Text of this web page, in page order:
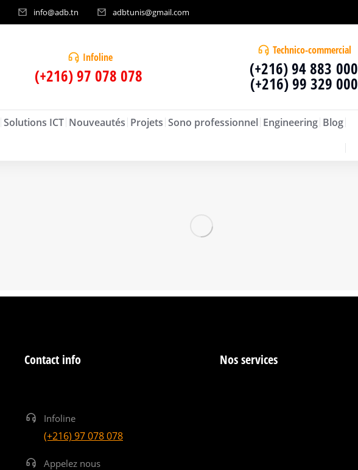
info@adb.tn adbtunis@gmail.com
Infoline
(+216) 97 078 078
Technico-commercial
(+216) 94 883 000
(+216) 99 329 000
Solutions ICT Nouveautés Projets Sono professionnel Engineering Blog
Contact info
Infoline
(+216) 97 078 078
Appelez nous
Nos services